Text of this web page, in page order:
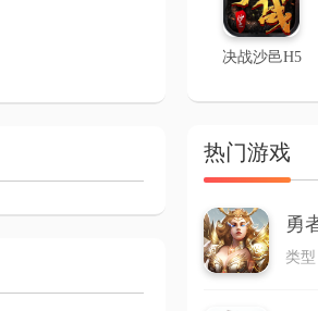
决战沙邑H5
热门游戏
类